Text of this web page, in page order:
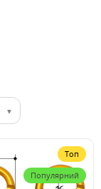
Топ
Популярний